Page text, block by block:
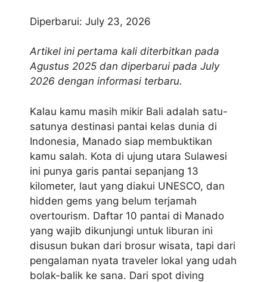
Diperbarui: July 23, 2026
Artikel ini pertama kali diterbitkan pada
Agustus 2025 dan diperbarui pada July
2026 dengan informasi terbaru.
Kalau kamu masih mikir Bali adalah satu-
satunya destinasi pantai kelas dunia di
Indonesia, Manado siap membuktikan
kamu salah. Kota di ujung utara Sulawesi
ini punya garis pantai sepanjang 13
kilometer, laut yang diakui UNESCO, dan
hidden gems yang belum terjamah
overtourism. Daftar 10 pantai di Manado
yang wajib dikunjungi untuk liburan ini
disusun bukan dari brosur wisata, tapi dari
pengalaman nyata traveler lokal yang udah
bolak-balik ke sana. Dari spot diving